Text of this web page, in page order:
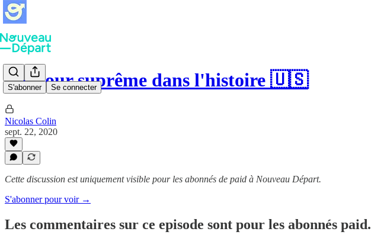
S'abonner Se connecter
La Cour suprême dans l'histoire 🇺🇸
Nicolas Colin
sept. 22, 2020
Cette discussion est uniquement visible pour les abonnés de paid à Nouveau Départ.
S'abonner pour voir →
Les commentaires sur ce episode sont pour les abonnés paid.